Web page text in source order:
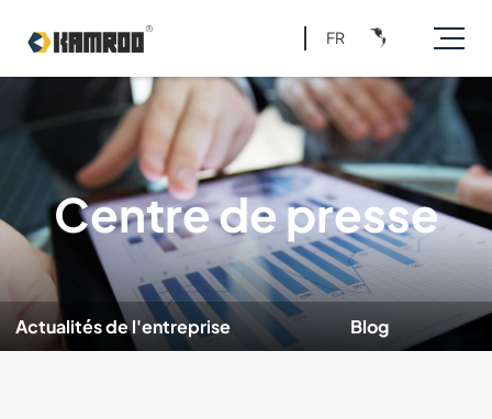
FR
Centre de presse
Actualités de l'entreprise Blog